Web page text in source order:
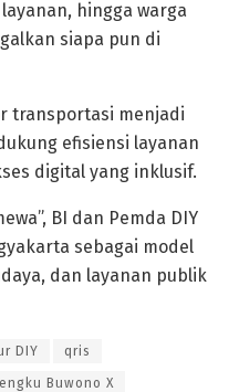
hingga warga
siapa pun di
transportasi menjadi
efisiensi layanan
digital yang inklusif.
BI dan Pemda DIY
sebagai model
dan layanan publik
DIY qris
Buwono X